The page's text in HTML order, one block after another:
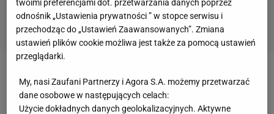
Zobacz wideoBogusław Leśnodorski finansował
karierę Igi Świątek? "To on polecił Darię"
twoimi preferencjami dot. przetwarzania danych poprzez
odnośnik „Ustawienia prywatności ” w stopce serwisu i
przechodząc do „Ustawień Zaawansowanych”. Zmiana
ustawień plików cookie możliwa jest także za pomocą ustawień
przeglądarki.
My, nasi Zaufani Partnerzy i Agora S.A. możemy przetwarzać
dane osobowe w następujących celach:
Użycie dokładnych danych geolokalizacyjnych. Aktywne